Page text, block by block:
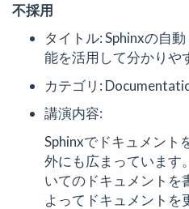
不採用
タイトル: Sphinxの自
能を活用して分かりや
カテゴリ:
講演内容:
Sphinxでドキュメント
外にも広まっています
いてのドキュメントを
よってドキュメントを